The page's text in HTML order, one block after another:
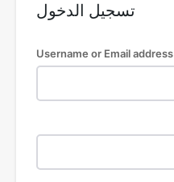
تسجيل الدخول
Username or Email address